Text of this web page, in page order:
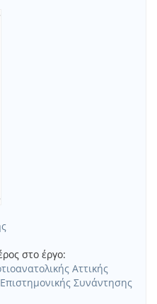
στο έργο:
Αττικής
Συνάντησης